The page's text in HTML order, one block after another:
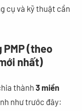
cụ và kỹ thuật cần
PMP (theo
nhất)
thành 3 miền
như trước đây: